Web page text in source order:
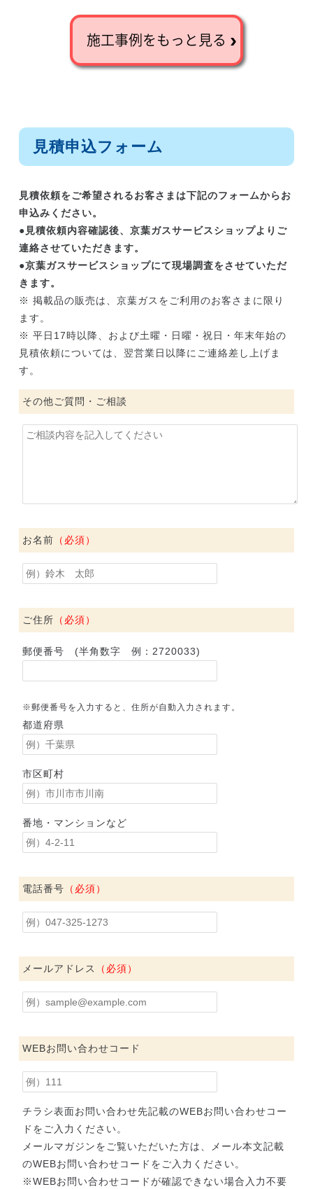
施工事例をもっと見る
見積申込フォーム
見積依頼をご希望されるお客さまは下記のフォームからお
申込みください。
●見積依頼内容確認後、京葉ガスサービスショップよりご
連絡させていただきます。
●京葉ガスサービスショップにて現場調査をさせていただ
きます。
※ 掲載品の販売は、京葉ガスをご利用のお客さまに限り
ます。
※ 平日17時以降、および土曜・日曜・祝日・年末年始の
見積依頼については、翌営業日以降にご連絡差し上げま
す。
その他ご質問・ご相談
お名前 （必須）
ご住所 （必須）
郵便番号 (半角数字 例：2720033)
※郵便番号を入力すると、住所が自動入力されます。
都道府県
市区町村
番地・マンションなど
電話番号 （必須）
メールアドレス （必須）
WEBお問い合わせコード
チラシ表面お問い合わせ先記載のWEBお問い合わせコー
ドをご入力ください。
メールマガジンをご覧いただいた方は、メール本文記載
のWEBお問い合わせコードをご入力ください。
※WEBお問い合わせコードが確認できない場合入力不要